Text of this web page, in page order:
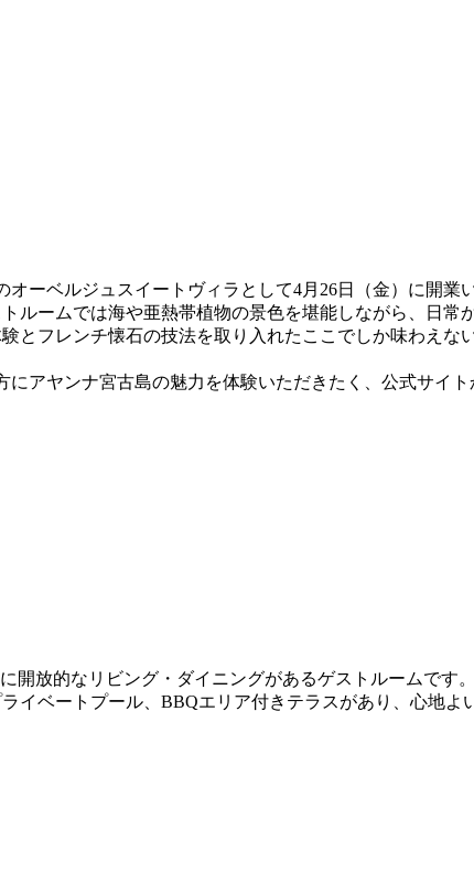
オーベルジュスイートヴィラとして4月26日（金）に開
ームでは海や亜熱帯植物の景色を堪能しながら、日常
とフレンチ懐石の技法を取り入れたここでしか味わえ
アヤンナ宮古島の魅力を体験いただきたく、公式サイ
開放的なリビング・ダイニングがあるゲストルームで
イベートプール、BBQエリア付きテラスがあり、心地